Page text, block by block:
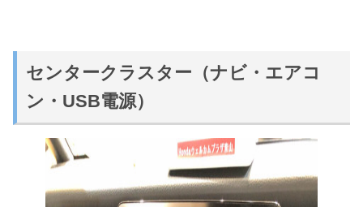
センタークラスター（ナビ・エアコ
ン・USB電源）